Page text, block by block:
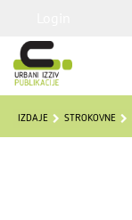
IZDAJE STROKOVNE